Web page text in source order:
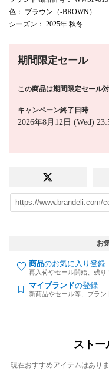
色 ： ブラウン（-BROWN）
シーズン ： 2025年 秋冬
期間限定セール
この商品は期間限定セール
キャンペーン終了日時
2026年8月12日 (Wed)
お
商品のお気に入り登録
再入荷やセール開始、残
マイブランドの登録
新商品やセール等、ブラ
ストー
現在おすすめアイテムはありま